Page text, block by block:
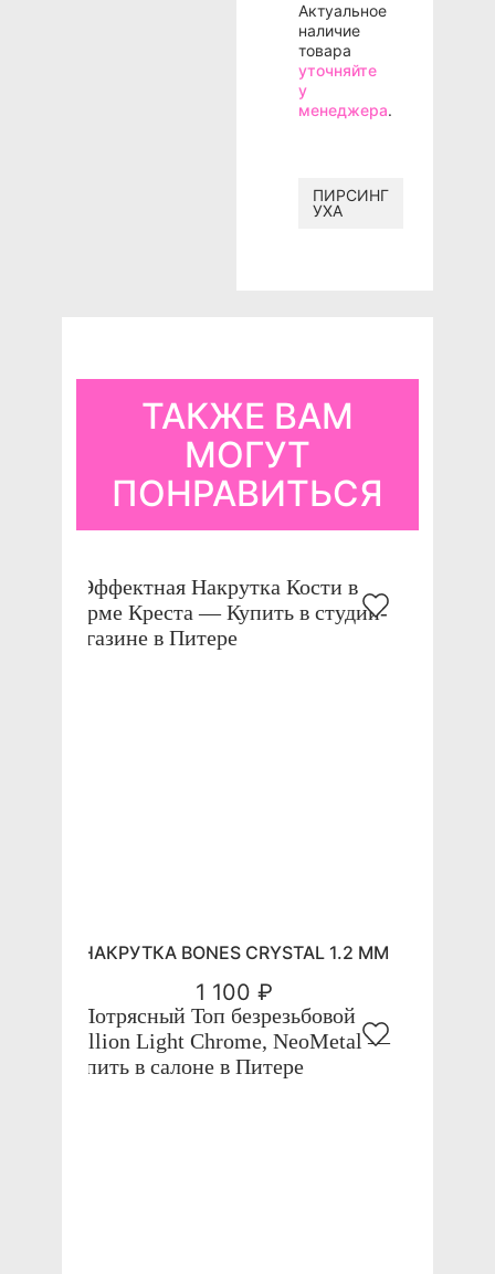
Актуальное
наличие
товара
уточняйте
у
менеджера.
ПИРСИНГ
УХА
ТАКЖЕ ВАМ
МОГУТ
ПОНРАВИТЬСЯ
НАКРУТКА BONES CRYSTAL 1.2 ММ
1 100 ₽